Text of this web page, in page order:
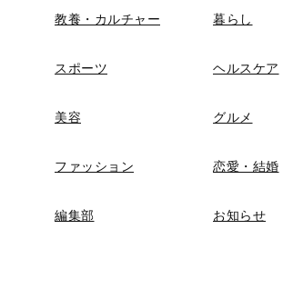
教養・カルチャー 暮らし
スポーツ ヘルスケア
美容 グルメ
ファッション 恋愛・結婚
編集部 お知らせ